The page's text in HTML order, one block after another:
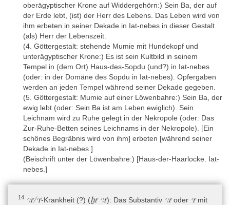
oberägyptischer Krone auf Widdergehörn:) Sein Ba, der auf
der Erde lebt, (ist) der Herr des Lebens. Das Leben wird von
ihm erbeten in seiner Dekade in Iat-nebes in dieser Gestalt
(als) Herr der Lebenszeit.
(4. Göttergestalt: stehende Mumie mit Hundekopf und
unterägyptischer Krone:) Es ist sein Kultbild in seinem
Tempel in (dem Ort) Haus-des-Sopdu (und?) in Iat-nebes
(oder: in der Domäne des Sopdu in Iat-nebes). Opfergaben
werden an jeden Tempel während seiner Dekade gegeben.
(5. Göttergestalt: Mumie auf einer Löwenbahre:) Sein Ba, der
ewig lebt (oder: Sein Ba ist am Leben ewiglich). Sein
Leichnam wird zu Ruhe gelegt in der Nekropole (oder: Das
Zur-Ruhe-Betten seines Leichnams in der Nekropole). [Ein
schönes Begräbnis wird von ihm] erbeten [während seiner
Dekade in Iat-nebes.]
(Beischrift unter der Löwenbahre:) [Haus-der-Haarlocke. Iat-
nebes.]
14 ꜥꜣr/ꜥr-Krankheit (?) (ẖr ꜥꜣr): Das Substantiv ꜥꜣroder ꜥrmit